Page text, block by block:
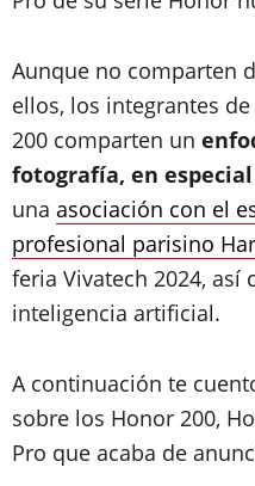
Aunque no comparten
ellos, los integrantes
200 comparten un
fotografía, en
una asociación con el
profesional parisino
feria Vivatech 2024,
inteligencia artificial.
A continuación te
sobre los Honor 200,
Pro que acaba de